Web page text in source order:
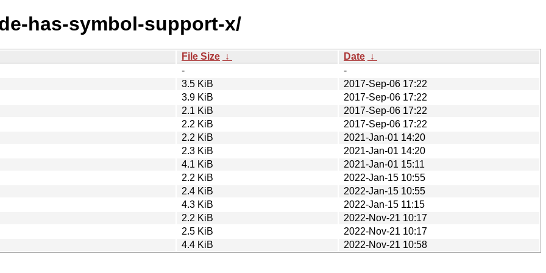
has-symbol-support-x/
File Size ↓ Date ↓
-
-
3.5 KiB
2017-Sep-06 17:22
3.9 KiB
2017-Sep-06 17:22
2.1 KiB
2017-Sep-06 17:22
2.2 KiB
2017-Sep-06 17:22
2.2 KiB
2021-Jan-01 14:20
2.3 KiB
2021-Jan-01 14:20
4.1 KiB
2021-Jan-01 15:11
2.2 KiB
2022-Jan-15 10:55
2.4 KiB
2022-Jan-15 10:55
4.3 KiB
2022-Jan-15 11:15
2.2 KiB
2022-Nov-21 10:17
2.5 KiB
2022-Nov-21 10:17
4.4 KiB
2022-Nov-21 10:58